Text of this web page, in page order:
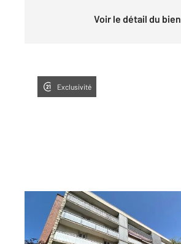
Voir le détail du bien
Exclusivité
CHEVILLY LARUE 94
57,41 m2, 3 pièces
Ref : 7001